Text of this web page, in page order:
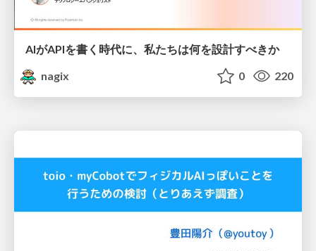
AIがAPIを書く時代に、私たちは何を設計すべきか
nagix
0 220